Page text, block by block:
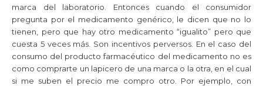
marca del laboratorio. Entonces cuando el consumidor
pregunta por el medicamento genérico, le dicen que no lo
tienen, pero que hay otro medicamento “igualito” pero que
cuesta 5 veces más. Son incentivos perversos. En el caso del
consumo del producto farmacéutico del medicamento no es
como comprarte un lapicero de una marca o la otra, en el cual
si me suben el precio me compro otro. Por ejemplo, con